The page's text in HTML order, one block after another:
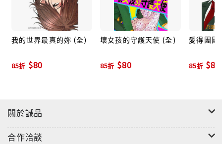
我的世界最真的妳 (全)
85折 $80
壞女孩的守護天使 (全)
85折 $80
愛得團團
85折 $80
關於誠品
合作洽談